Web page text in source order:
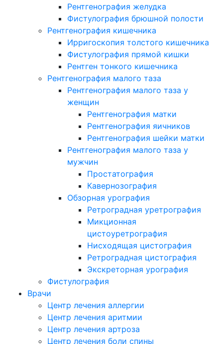
Рентгенография желудка
Фистулография брюшной полости
Рентгенография кишечника
Ирригоскопия толстого кишечника
Фистулография прямой кишки
Рентген тонкого кишечника
Рентгенография малого таза
Рентгенография малого таза у
женщин
Рентгенография матки
Рентгенография яичников
Рентгенография шейки матки
Рентгенография малого таза у
мужчин
Простатография
Кавернозография
Обзорная урография
Ретроградная уретрография
Микционная
цистоуретрография
Нисходящая цистография
Ретроградная цистография
Экскреторная урография
Фистулография
Врачи
Центр лечения аллергии
Центр лечения аритмии
Центр лечения артроза
Центр лечения боли спины